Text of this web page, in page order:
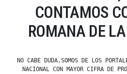
CONTAMOS
ROMANA DE
NO CABE DUDA,SOMOS DE LOS
NACIONAL CON MAYOR CIFRA DE